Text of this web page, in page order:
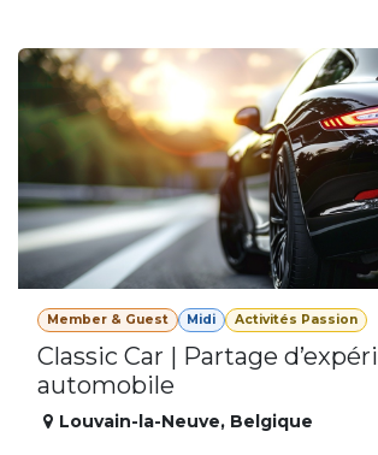
Member & Guest Midi Activités Passion
Classic Car | Partage
automobile
Louvain-la-Neuve, Belgique